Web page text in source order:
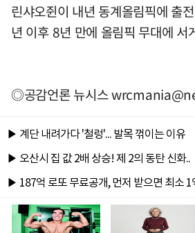
린샤오쥔이 내년 동계올림픽에 출
년 이후 8년 만에 올림픽 무대에 서
◎공감언론 뉴시스